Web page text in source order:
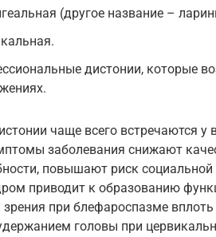
(другое название –
дистонии, которые
чаще всего встречаются у
заболевания снижают
повышают риск
приводит к образованию
зрения при блефароспазме
головы при